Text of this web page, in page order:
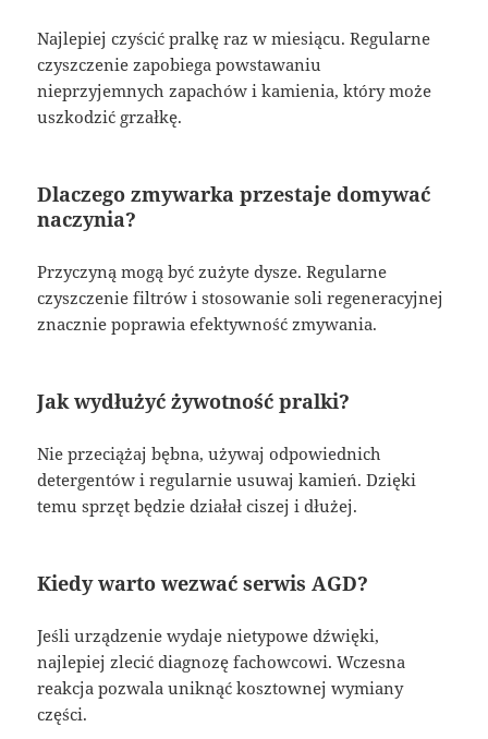
Najlepiej czyścić pralkę raz w miesiącu. Regularne
czyszczenie zapobiega powstawaniu
nieprzyjemnych zapachów i kamienia, który może
uszkodzić grzałkę.
Dlaczego zmywarka przestaje domywać
naczynia?
Przyczyną mogą być zużyte dysze. Regularne
czyszczenie filtrów i stosowanie soli regeneracyjnej
znacznie poprawia efektywność zmywania.
Jak wydłużyć żywotność pralki?
Nie przeciążaj bębna, używaj odpowiednich
detergentów i regularnie usuwaj kamień. Dzięki
temu sprzęt będzie działał ciszej i dłużej.
Kiedy warto wezwać serwis AGD?
Jeśli urządzenie wydaje nietypowe dźwięki,
najlepiej zlecić diagnozę fachowcowi. Wczesna
reakcja pozwala uniknąć kosztownej wymiany
części.